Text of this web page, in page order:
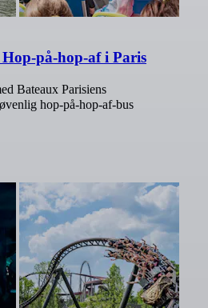
på-hop-af i Paris
Bateaux Parisiens
hop-på-hop-af-bus